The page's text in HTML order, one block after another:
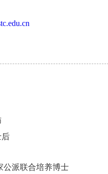
派联合培养博士